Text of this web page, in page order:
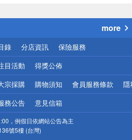
送
請小心！
more
錄 分店資訊 保險服務
目活動 得獎公佈
宗採購 購物須知 會員服務條款 隱
務公告 意見信箱
，例假日依網站公告為主
號5樓 (台灣)